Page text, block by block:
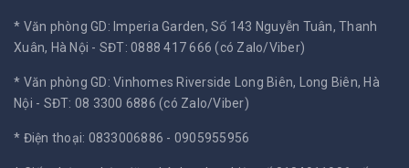
* Văn phòng GD: Imperia Garden, Số 143 Nguyễn Tuân, Thanh
Xuân, Hà Nội - SĐT: 0888 417 666 (có Zalo/Viber)
* Văn phòng GD: Vinhomes Riverside Long Biên, Long Biên, Hà
Nội - SĐT: 08 3300 6886 (có Zalo/Viber)
* Điện thoại: 0833006886 - 0905955956